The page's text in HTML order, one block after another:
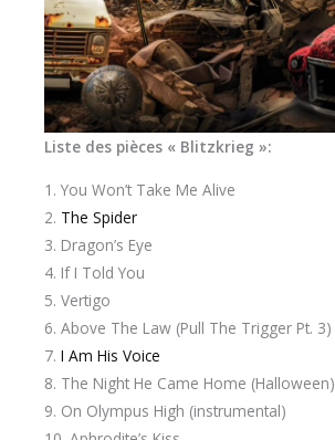
Liste des pièces « Blitzkrieg »:
1. You Won’t Take Me Alive
2. The Spider
3. Dragon’s Eye
4. If I Told You
5. Vertigo
6. Above The Law (Pull The Trigger Pt. 3)
7. I Am His Voice
8. The Night He Came Home (Halloween)
9. On Olympus High (instrumental)